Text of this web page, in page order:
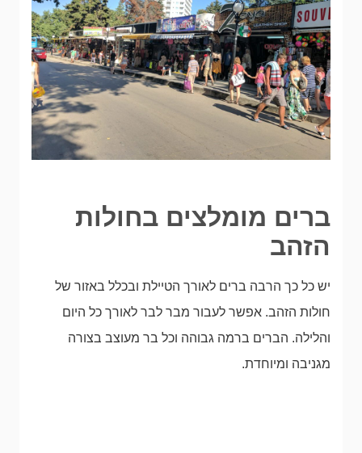
ברים מומלצים בחולות
הזהב
יש כל כך הרבה ברים לאורך הטיילת ובכלל באזור של
חולות הזהב. אפשר לעבור מבר לבר לאורך כל היום
והלילה. הברים ברמה גבוהה וכל בר מעוצב בצורה
מגניבה ומיוחדת.